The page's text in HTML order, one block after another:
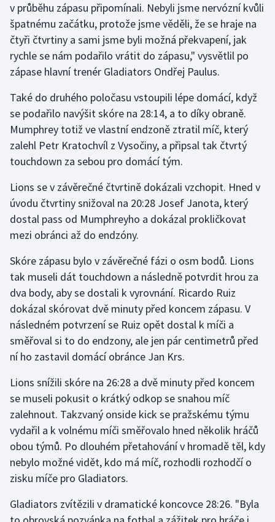
Parasport
Plavání
Plážový volejbal
Ragby
Rychlobruslení
Rychlostní kanoistika
Short track
Sportovní střelba
Stolní tenis
Veslování
Vodní slalom
Ostatní
v průběhu zápasu připomínali. Nebyli jsme nervózní kvůli
špatnému začátku, protože jsme věděli, že se hraje na
čtyři čtvrtiny a sami jsme byli možná překvapení, jak
rychle se nám podařilo vrátit do zápasu," vysvětlil po
zápase hlavní trenér Gladiators Ondřej Paulus.
Také do druhého poločasu vstoupili lépe domácí, když
se podařilo navýšit skóre na 28:14, a to díky obraně.
Mumphrey totiž ve vlastní endzoně ztratil míč, který
zalehl Petr Kratochvíl z Vysočiny, a připsal tak čtvrtý
touchdown za sebou pro domácí tým.
Lions se v závěrečné čtvrtině dokázali vzchopit. Hned v
úvodu čtvrtiny snižoval na 20:28 Josef Janota, který
dostal pass od Mumphreyho a dokázal prokličkovat
mezi obránci až do endzóny.
Skóre zápasu bylo v závěrečné fázi o osm bodů. Lions
tak museli dát touchdown a následně potvrdit hrou za
dva body, aby se dostali k vyrovnání. Ricardo Ruiz
dokázal skórovat dvě minuty před koncem zápasu. V
následném potvrzení se Ruiz opět dostal k míči a
směřoval si to do endzony, ale jen pár centimetrů před
ní ho zastavil domácí obránce Jan Krs.
Lions snížili skóre na 26:28 a dvě minuty před koncem
se museli pokusit o krátký odkop se snahou míč
zalehnout. Takzvaný onside kick se pražskému týmu
vydařil a k volnému míči směřovalo hned několik hráčů
obou týmů. Po dlouhém přetahování v hromadě těl, kdy
nebylo možné vidět, kdo má míč, rozhodli rozhodčí o
zisku míče pro Gladiators.
Gladiators zvítězili v dramatické koncovce 28:26. "Byla